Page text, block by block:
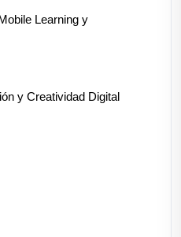
Learning y
y Creatividad Digital